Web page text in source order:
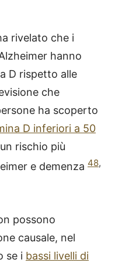
rivelato che i
hanno
D rispetto alle
che
ha scoperto
D inferiori a 50
rischio più
e demenza 48,
possono
causale, nel
se i bassi livelli di